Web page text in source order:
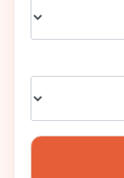
وجهة سفر:187